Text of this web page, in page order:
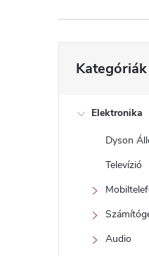
l
sátugrása
Kategóriák
Elektronika
Dyson
Televízió
Audio